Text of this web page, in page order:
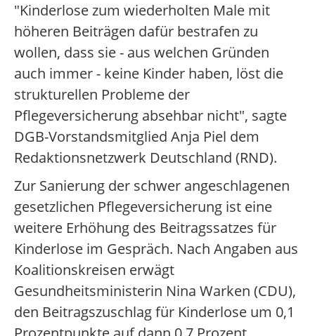
"Kinderlose zum wiederholten Male mit
höheren Beiträgen dafür bestrafen zu
wollen, dass sie - aus welchen Gründen
auch immer - keine Kinder haben, löst die
strukturellen Probleme der
Pflegeversicherung absehbar nicht", sagte
DGB-Vorstandsmitglied Anja Piel dem
Redaktionsnetzwerk Deutschland (RND).
Zur Sanierung der schwer angeschlagenen
gesetzlichen Pflegeversicherung ist eine
weitere Erhöhung des Beitragssatzes für
Kinderlose im Gespräch. Nach Angaben aus
Koalitionskreisen erwägt
Gesundheitsministerin Nina Warken (CDU),
den Beitragszuschlag für Kinderlose um 0,1